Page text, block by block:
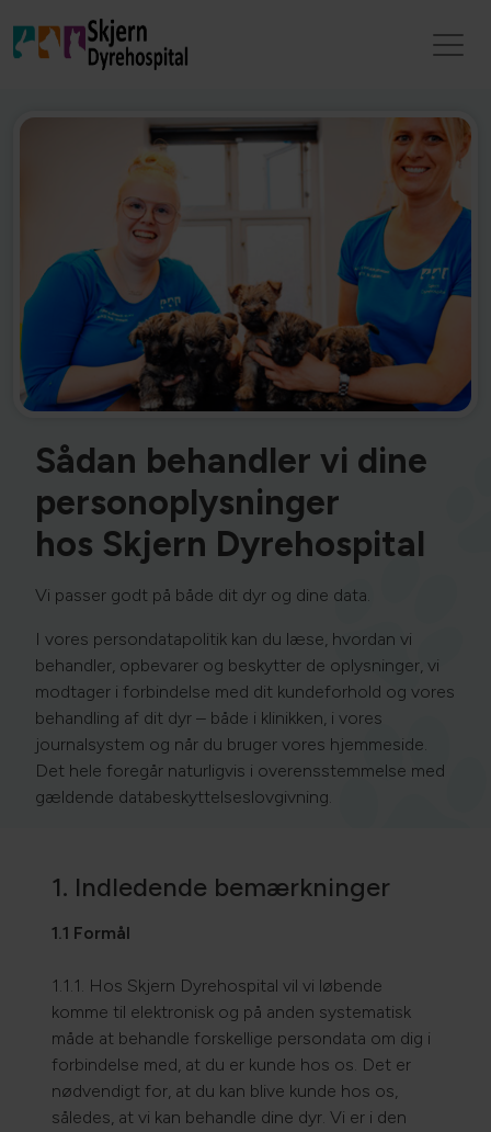
Sådan behandler vi dine
personoplysninger
hos Skjern Dyrehospital
Vi passer godt på både dit dyr og dine data.
I vores persondatapolitik kan du læse, hvordan vi
behandler, opbevarer og beskytter de oplysninger, vi
modtager i forbindelse med dit kundeforhold og vores
behandling af dit dyr – både i klinikken, i vores
journalsystem og når du bruger vores hjemmeside.
Det hele foregår naturligvis i overensstemmelse med
gældende databeskyttelseslovgivning.
1. Indledende bemærkninger
1.1 Formål
1.1.1. Hos Skjern Dyrehospital vil vi løbende
komme til elektronisk og på anden systematisk
måde at behandle forskellige persondata om dig i
forbindelse med, at du er kunde hos os. Det er
nødvendigt for, at du kan blive kunde hos os,
således, at vi kan behandle dine dyr. Vi er i den